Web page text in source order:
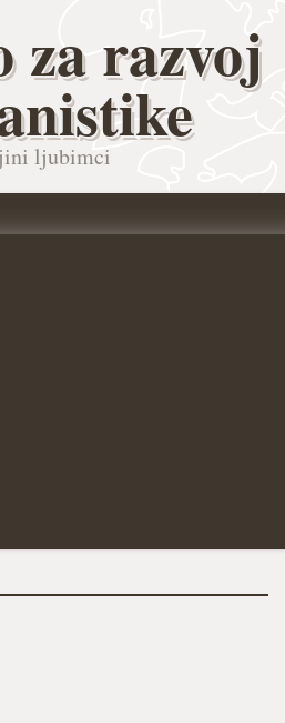
za razvoj
ljubimci